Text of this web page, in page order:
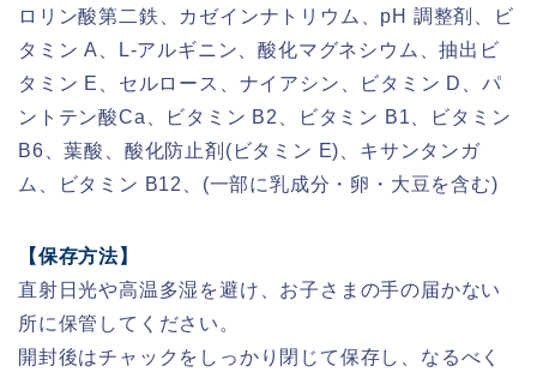
ロリン酸第二鉄、カゼインナトリウム、pH 調整剤、ビ
タミン A、L-アルギニン、酸化マグネシウム、抽出ビ
タミン E、セルロース、ナイアシン、ビタミン D、パ
ントテン酸Ca、ビタミン B2、ビタミン B1、ビタミン
B6、葉酸、酸化防止剤(ビタミン E)、キサンタンガ
ム、ビタミン B12、(一部に乳成分・卵・大豆を含む)
【保存方法】
直射日光や高温多湿を避け、お子さまの手の届かない
所に保管してください。
開封後はチャックをしっかり閉じて保存し、なるべく